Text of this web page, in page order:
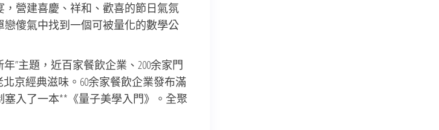
營建喜慶、祥和、歡喜的節日氣氛
傻氣中找到一個可被量化的數學公
”主題，近百家餐飲企業、200余家門
京經典滋味。60余家餐飲企業發布滿
入了一本**《量子美學入門》。全聚